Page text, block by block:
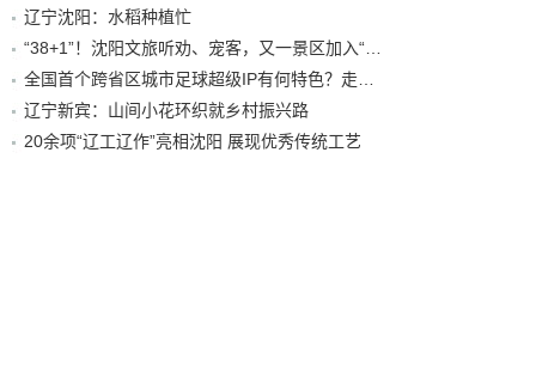
辽宁沈阳：水稻种植忙
辽宁新宾：山间小花环织就乡村振兴路
20余项“辽工辽作”亮相沈阳 展现优秀传统工艺